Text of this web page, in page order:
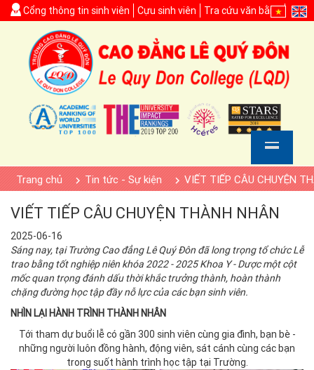
Cổng thông tin sinh viên Cựu sinh viên Tra cứu văn bằng
Trang chủ Tin tức - Sự kiện VIẾT TIẾP CÂU CHUYỆN
VIẾT TIẾP CÂU CHUYỆN THÀNH NHÂN
2025-06-16
Sáng nay, tại Trường Cao đẳng Lê Quý Đôn đã long trọng tổ chức Lễ
trao bằng tốt nghiệp niên khóa 2022 - 2025 Khoa Y - Dược một cột
mốc quan trọng đánh dấu thời khắc trưởng thành, hoàn thành
chặng đường học tập đầy nỗ lực của các bạn sinh viên.
NHÌN LẠI HÀNH TRÌNH THÀNH NHÂN
Tới tham dự buổi lễ có gần 300 sinh viên cùng gia đình, bạn bè -
những người luôn đồng hành, động viên, sát cánh cùng các bạn
trong suốt hành trình học tập tại Trường.